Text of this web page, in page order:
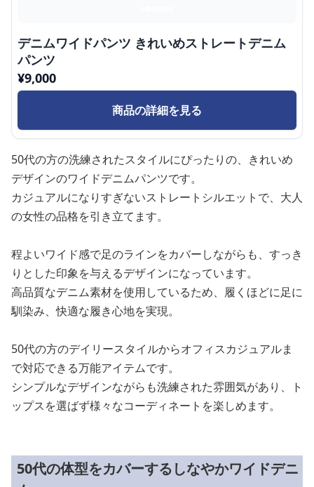
デニムワイドパンツ きれいめストレートデニム
パンツ
¥9,000
商品の詳細を見る
50代の方の洗練されたスタイルにぴったりの、きれいめ
デザインのワイドデニムパンツです。
カジュアルになりすぎないストレートシルエットで、大人
の女性の品格を引き立てます。
程よいワイド感で足のラインをカバーしながらも、すっき
りとした印象を与えるデザインになっています。
高品質なデニム素材を使用しているため、履くほどに足に
馴染み、快適な履き心地を実現。
50代の方のデイリースタイルからオフィスカジュアルま
で対応できる万能アイテムです。
シンプルなデザインながらも洗練された雰囲気があり、ト
ップスを選ばず様々なコーディネートを楽しめます。
50代の体型をカバーするしなやかワイドデニ